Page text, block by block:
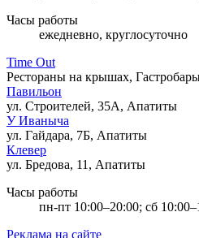
Часы работы
ежедневно, круглосуточно
Time Out
Рестораны на крышах,
Павильон
ул. Строителей, 35А, Апатиты
У Иваныча
ул. Гайдара, 7Б, Апатиты
Клевер
ул. Бредова, 11, Апатиты
Часы работы
пн-пт 10:00–20:00; сб
Реклама на сайте